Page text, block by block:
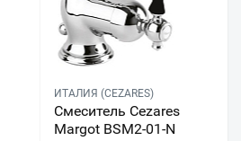
ИТАЛИЯ (CEZARES)
Смеситель Cezares
Margot BSM2-01-N